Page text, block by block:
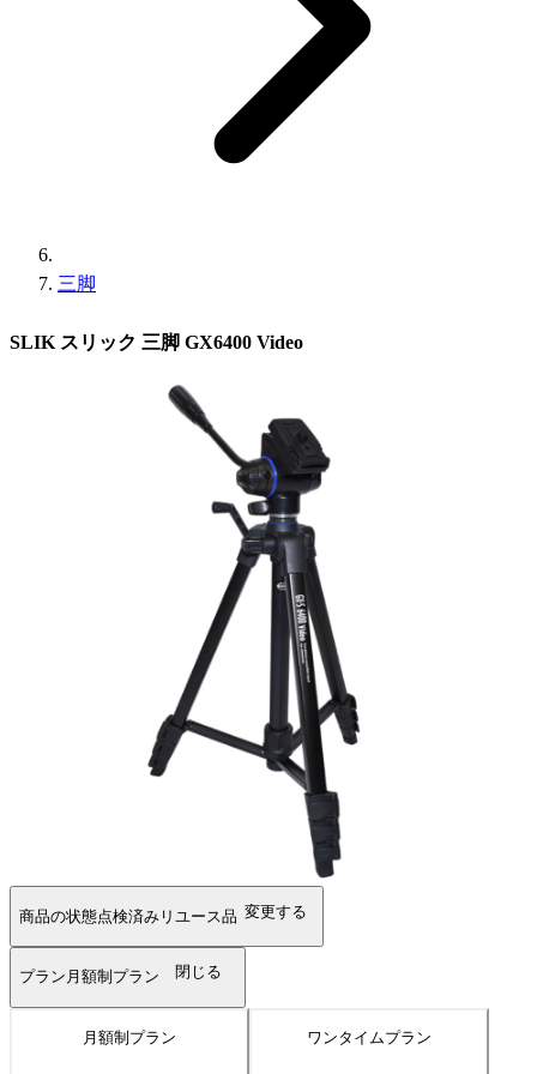
三脚
SLIK スリック 三脚 GX6400 Video
商品の状態点検済みリユース品 変更する
プラン 月額制プラン 閉じる
月額制プラン ワンタイムプラン